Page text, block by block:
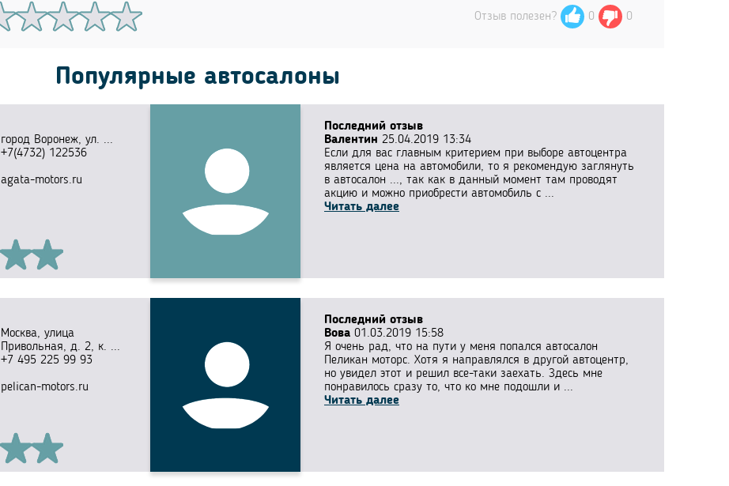
Отзыв полезен? 0 0
Популярные автосалоны
город Воронеж, ул. ...
+7(4732) 122536
agata-motors.ru
Последний отзыв
Валентин 25.04.2019 13:34
Если для вас главным критерием при выборе автоцентра
является цена на автомобили, то я рекомендую заглянуть
в автосалон ..., так как в данный момент там проводят
акцию и можно приобрести автомобиль с ...
Читать далее
Москва, улица
Привольная, д. 2, к. ...
+7 495 225 99 93
pelican-motors.ru
Последний отзыв
Вова 01.03.2019 15:58
Я очень рад, что на пути у меня попался автосалон
Пеликан моторс. Хотя я направлялся в другой автоцентр,
но увидел этот и решил все-таки заехать. Здесь мне
понравилось сразу то, что ко мне подошли и ...
Читать далее